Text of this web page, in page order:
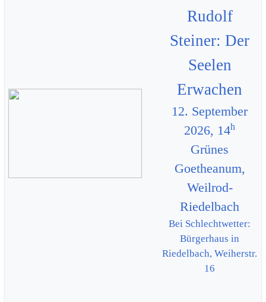
Rudolf
Steiner: Der
Seelen
Erwachen
12. September
2026, 14h
Grünes
Goetheanum,
Weilrod-
Riedelbach
Bei Schlechtwetter:
Bürgerhaus in
Riedelbach, Weiherstr.
16